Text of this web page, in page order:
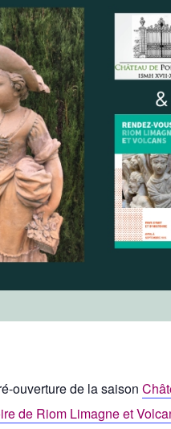
ouverture de la saison
de Riom Limagne et